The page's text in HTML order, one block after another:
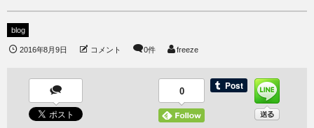
blog
2016年8月9日 コメント 0件 freeze
0